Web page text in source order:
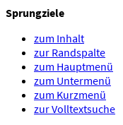
Sprungziele
zum Inhalt
zur Randspalte
zum Hauptmenü
zum Untermenü
zum Kurzmenü
zur Volltextsuche